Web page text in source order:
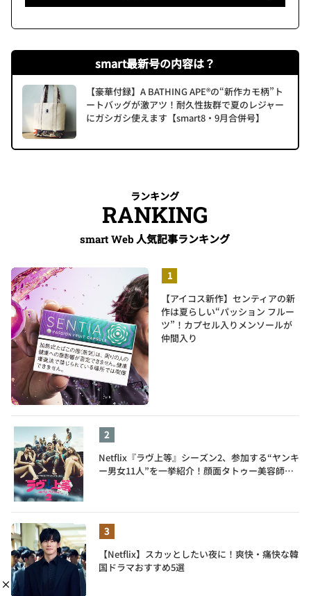
smart最新号の内容は？
【豪華付録】A BATHING APE®の“新作カモ柄”ト
ートバッグが激アツ！耐久性抜群で夏のレジャー
にガシガシ使えます【smart8・9月合併号】
ランキング
RANKING
smart Web 人気記事ランキング
【アイコス新作】センティアの新
作は夏らしい“パッション フルー
ツ”！カプセル入りメンソールが
仲間入り
Netflix『ラヴ上等』シーズン2、参加する“ヤンキ
ー男女11人”を一挙紹介！顔面タトゥー美容師、
【Netflix】スカッとしたい夜に！爽快・痛快な韓
国ドラマおすすめ5選